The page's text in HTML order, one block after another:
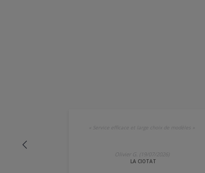
Service efficace et large choix de modèles
Olivier G. (19/07/2026)
LA CIOTAT